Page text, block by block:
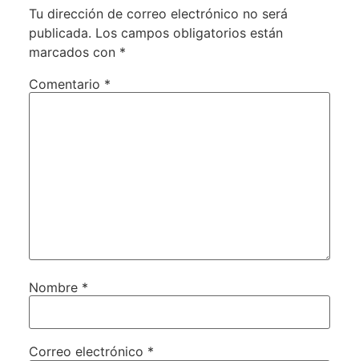
Tu dirección de correo electrónico no será
publicada. Los campos obligatorios están
marcados con *
Comentario *
Nombre *
Correo electrónico *